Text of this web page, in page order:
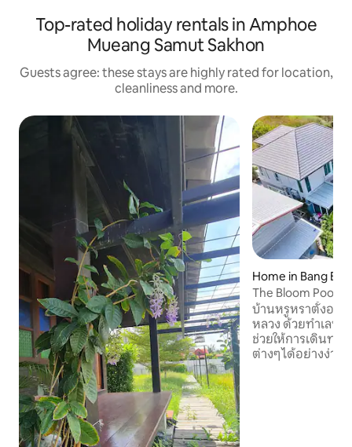
Top-rated holiday rentals in Amphoe
Mueang Samut Sakhon
Guests agree: these stays are highly rated for location,
cleanliness and more.
Home in Bang Bon
The Bloom
บ้านหรูหราตั้งอยู่ใ
หลวง ด้วยทำเลที่
ช่วยให้การเดินทา
ต่างๆ ได้อย่างง่า